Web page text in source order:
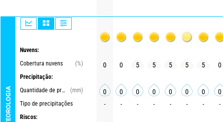
METEOROLOGIA
Nuvens:
Cobertura nuvens
(%)
Precipitação:
Quantidade de precipitações
(mm)
Tipo de precipitações
Riscos:
0 0 5 5 5 5 5 0
0 0 0 0 0 0 0 0
- - - - - - - -